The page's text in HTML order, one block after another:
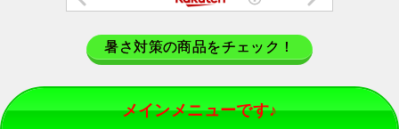
暑さ対策の商品をチェック！
メインメニューです♪